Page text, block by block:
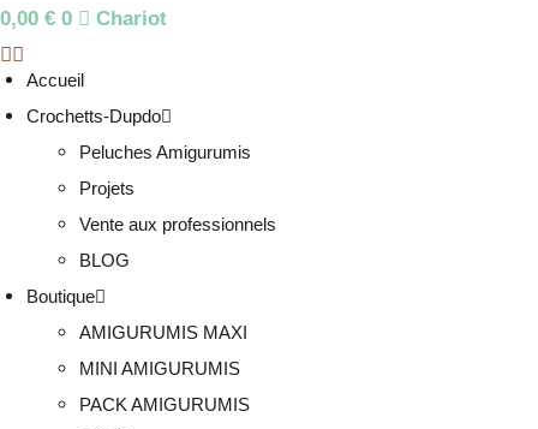
0,00 € 0 Chariot
Accueil
Crochetts-Dupdo
Peluches Amigurumis
Projets
Vente aux professionnels
BLOG
Boutique
AMIGURUMIS MAXI
MINI AMIGURUMIS
PACK AMIGURUMIS